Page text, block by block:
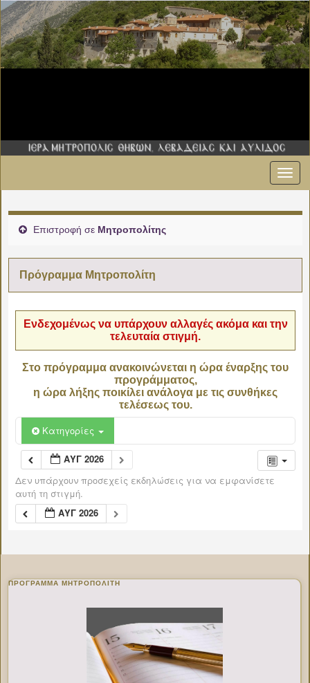
Επιστροφή σε Μητροπολίτης
Πρόγραμμα Μητροπολίτη
Ενδεχομένως να υπάρχουν αλλαγές ακόμα και την
τελευταία στιγμή.
Στο πρόγραμμα ανακοινώνεται η ώρα έναρξης του
προγράμματος,
η ώρα λήξης ποικίλει ανάλογα με τις συνθήκες
τελέσεως του.
Κατηγορίες
ΑΥΓ 2026
Δεν υπάρχουν προσεχείς εκδηλώσεις για να εμφανίσετε
αυτή τη στιγμή.
ΑΥΓ 2026
ΠΡΌΓΡΑΜΜΑ ΜΗΤΡΟΠΟΛΊΤΗ